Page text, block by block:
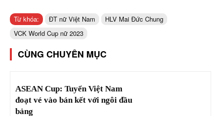
Từ khóa: ĐT nữ Việt Nam
HLV Mai Đức Chung
VCK World Cup nữ 2023
CÙNG CHUYÊN MỤC
ASEAN Cup: Tuyển Việt Nam
đoạt vé vào bán kết với ngôi đầu
bảng